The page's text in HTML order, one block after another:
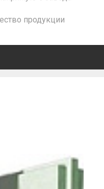
продукции